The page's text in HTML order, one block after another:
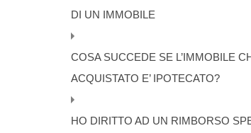
DI UN IMMOBILE
COSA SUCCEDE SE L’IMMOBILE
ACQUISTATO E’ IPOTECATO?
HO DIRITTO AD UN RIMBORSO